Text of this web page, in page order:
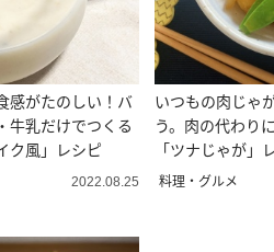
感がたのしい！バ
牛乳だけでつくる
ク風」レシピ
2022.08.25
いつもの肉じゃ
う。肉の代わり
「ツナじゃが」
子直伝
料理・グルメ